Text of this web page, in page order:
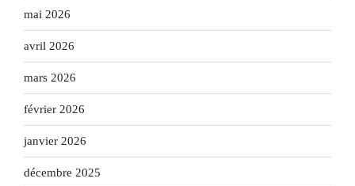
mai 2026
avril 2026
mars 2026
février 2026
janvier 2026
décembre 2025